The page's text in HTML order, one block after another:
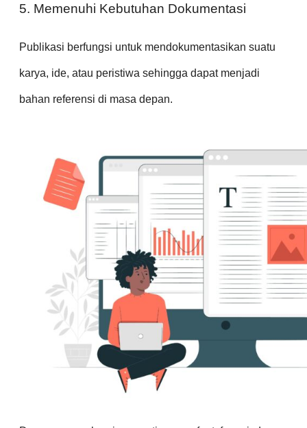
5. Memenuhi Kebutuhan Dokumentasi
Publikasi berfungsi untuk mendokumentasikan suatu
karya, ide, atau peristiwa sehingga dapat menjadi
bahan referensi di masa depan.